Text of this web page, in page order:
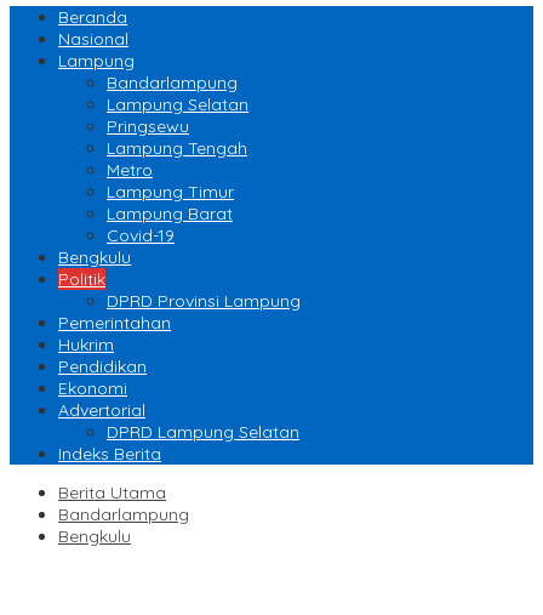
Beranda
Nasional
Lampung
Bandarlampung
Lampung Selatan
Pringsewu
Lampung Tengah
Metro
Lampung Timur
Lampung Barat
Covid-19
Bengkulu
Politik
DPRD Provinsi Lampung
Pemerintahan
Hukrim
Pendidikan
Ekonomi
Advertorial
DPRD Lampung Selatan
Indeks Berita
Berita Utama
Bandarlampung
Bengkulu